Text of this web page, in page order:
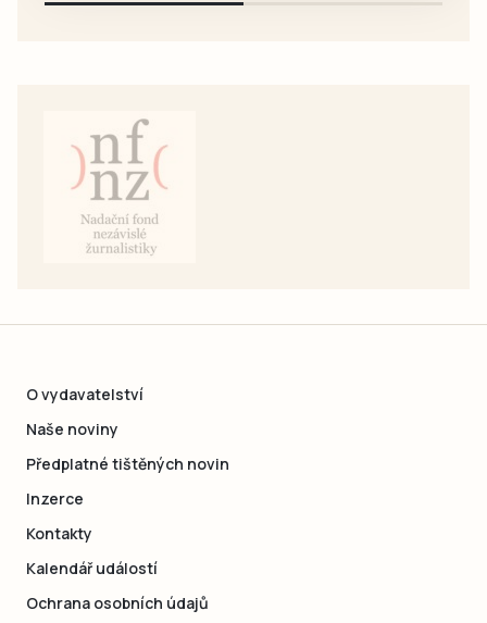
O vydavatelství
Naše noviny
Předplatné tištěných novin
Inzerce
Kontakty
Kalendář událostí
Ochrana osobních údajů